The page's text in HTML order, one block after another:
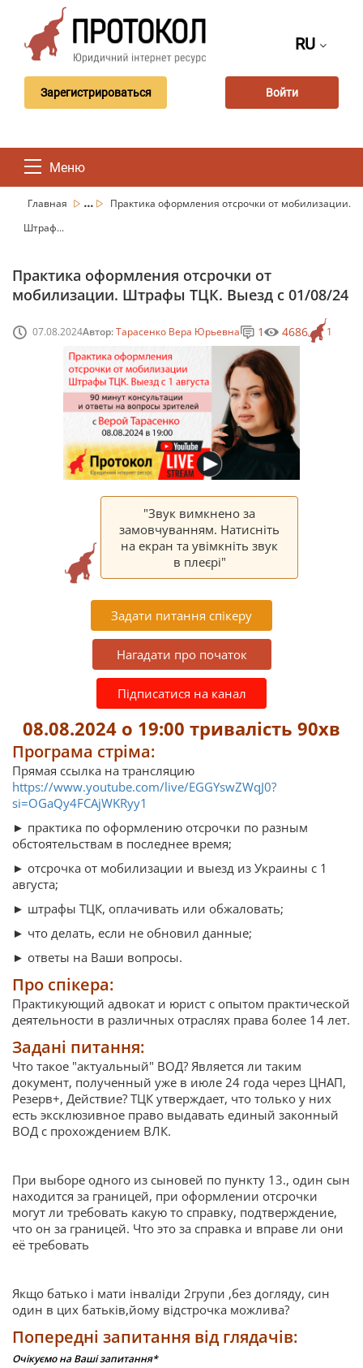
RU
Зарегистрироваться Войти
Меню
Главная ...
Практика оформления отсрочки от мобилизации.
Штраф...
Практика оформления отсрочки от
мобилизации. Штрафы ТЦК. Выезд с 01/08/24
07.08.2024Автор:Тарасенко Вера Юрьевна 1
1 4686
"Звук вимкнено за
замовчуванням. Натисніть
на екран та увімкніть звук
в плеєрі"
Задати питання спікеру
Нагадати про початок
Підписатися на канал
08.08.2024 о 19:00 тривалість 90хв
Програма стріма:
Прямая ссылка на трансляцию
https://www.youtube.com/live/EGGYswZWqJ0?
si=OGaQy4FCAjWKRyy1
► практика по оформлению отсрочки по разным
обстоятельствам в последнее время;
► отсрочка от мобилизации и выезд из Украины с 1
августа;
► штрафы ТЦК, оплачивать или обжаловать;
► что делать, если не обновил данные;
► ответы на Ваши вопросы.
Про спікера:
Практикующий адвокат и юрист с опытом практической
деятельности в различных отраслях права более 14 лет.
Задані питання:
Что такое "актуальный" ВОД? Является ли таким
документ, полученный уже в июле 24 года через ЦНАП,
Резерв+, Действие? ТЦК утверждает, что только у них
есть эксклюзивное право выдавать единый законный
ВОД с прохождением ВЛК.
При выборе одного из сыновей по пункту 13., один сын
находится за границей, при оформлении отсрочки
могут ли требовать какую то справку, подтверждение,
что он за границей. Что это за справка и вправе ли они
её требовать
Якщо батько і мати інваліди 2групи ,без догляду, син
один в цих батьків,йому відстрочка можлива?
Попередні запитання від глядачів:
Очікуємо на Ваші запитання*